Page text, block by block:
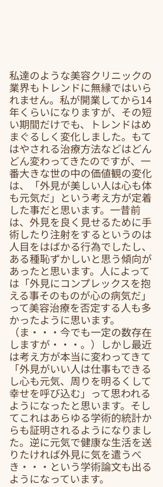
私達のような美容クリニックの
業界もトレンドに無縁ではいら
れません。私が開業してから14
年くらいになりますが、その短
い期間だけでも、トレンドはめ
まぐるしく変化しました。もて
はやされる治療方法などはどん
どん変わってきたのですが、一
番大きな世の中の価値観の変化
は、「外見が美しい人は心も体
も元気だ」という考え方が定着
した事だと思います。一昔前
は、外見を良く見せるために手
術したり注射をするというのは
人目をはばかる行為でしたし、
ある種恥ずかしいと思う傾向が
あったと思います。人によって
は「外見にコンプレックスを抱
える事そのものが心の病気だ」
って美容治療を否定する人も多
かったように思います。
（ま・・・今でも一定の数存在
しますが・・・。）しかし最近
は考え方が本当に変わってきて
「外見がいい人は仕事もできる
し心も元気、周りを明るくして
幸せを呼び込む」って思われる
ようになったと思います。そし
てこれはあらゆる学術的統計か
らも証明されるようになりまし
た。逆に元気で健康な生活を送
りたければ外見に気を遣うべ
き・・・という学術論文も出る
ようになっています。